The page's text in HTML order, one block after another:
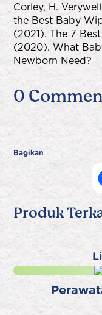
Corley, H.
the Best Baby
(2021). The 7
(2020). What
Newborn Need?
0
Bagikan
Produk